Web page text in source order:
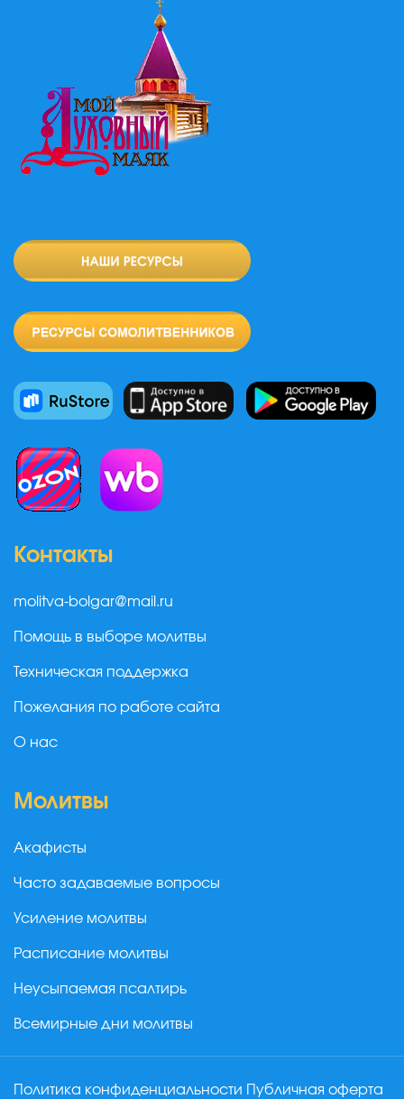
Контакты
molitva-bolgar@mail.ru
Помощь в выборе молитвы
Техническая поддержка
Пожелания по работе сайта
О нас
Молитвы
Акафисты
Часто задаваемые вопросы
Усиление молитвы
Расписание молитвы
Неусыпаемая псалтирь
Всемирные дни молитвы
Политика конфиденциальности Публичная оферта